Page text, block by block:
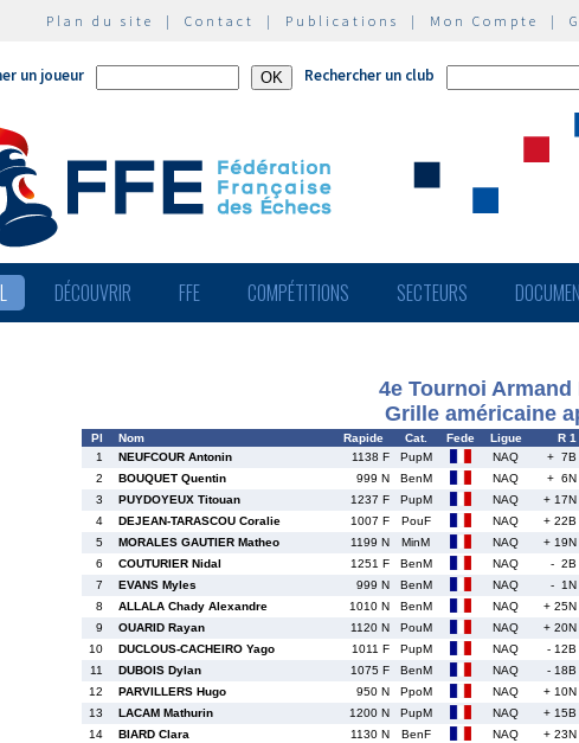
Plan du site | Contact | Publications | Mon Compte |
un joueur Rechercher un club
DÉCOUVRIR FFE COMPÉTITIONS SECTEURS
4e Tournoi Armand
Grille américaine
Pl Nom Rapide Cat. Fede Ligue R 1
1
NEUFCOUR Antonin 1138 F PupM NAQ + 7B
2
BOUQUET Quentin 999 N BenM NAQ + 6N
3
PUYDOYEUX Titouan 1237 F PupM NAQ + 17N
4
DEJEAN-TARASCOU Coralie 1007 F PouF NAQ + 22B
5
MORALES GAUTIER Matheo 1199 N MinM NAQ + 19N
6
COUTURIER Nidal 1251 F BenM NAQ - 2B
7
EVANS Myles 999 N BenM NAQ - 1N
8
ALLALA Chady Alexandre 1010 N BenM NAQ + 25N
9
OUARID Rayan 1120 N PouM NAQ + 20N
10
DUCLOUS-CACHEIRO Yago 1011 F PupM NAQ - 12B
11
DUBOIS Dylan 1075 F BenM NAQ - 18B
12
PARVILLERS Hugo 950 N PpoM NAQ + 10N
13
LACAM Mathurin 1200 N PupM NAQ + 15B
14
BIARD Clara 1130 N BenF NAQ + 23N